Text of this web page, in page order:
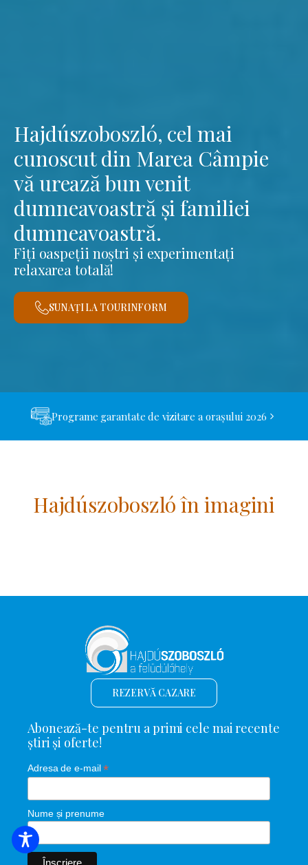
Hajdúszoboszló, cel mai
cunoscut din Marea Câmpie
vă urează bun venit
dumneavoastră și familiei
dumneavoastră.
Fiți oaspeții noștri și experimentați
relaxarea totală!
SUNAȚI LA TOURINFORM
Programe garantate de vizitare a orașului 2026
Hajdúszoboszló în imagini
CĂUTARE DE CAZARE
REZERVĂ CAZARE
Abonează-te pentru a primi cele mai recente
știri și oferte!
Adresa de e-mail*
Nume și prenume